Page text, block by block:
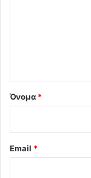
Όνομα *
Email *